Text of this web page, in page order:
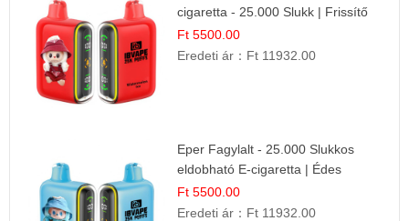
cigaretta - 25.000 Slukk | Frissítő
Nyári Íz
Ft 5500.00
Eredeti ár： Ft 11932.00
Eper Fagylalt - 25.000 Slukkos
eldobható E-cigaretta | Édes
Desszert Íz
Ft 5500.00
Eredeti ár： Ft 11932.00